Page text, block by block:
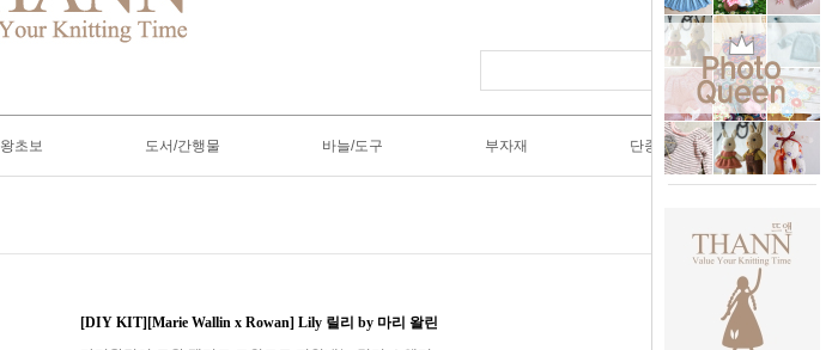
왕초보 도서/간행물 바늘/도구 부자재 단종SALE50%
[DIY KIT][Marie Wallin x Rowan] Lily 릴리 by 마리 왈린